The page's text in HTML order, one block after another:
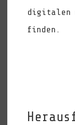
digitalen
finden.